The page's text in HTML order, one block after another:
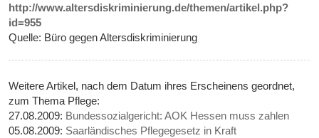
http://www.altersdiskriminierung.de/themen/artikel.php?
id=955
Quelle: Büro gegen Altersdiskriminierung
Weitere Artikel, nach dem Datum ihres Erscheinens geordnet,
zum Thema Pflege:
27.08.2009: Bundessozialgericht: AOK Hessen muss zahlen
05.08.2009: Saarländisches Pflegegesetz in Kraft